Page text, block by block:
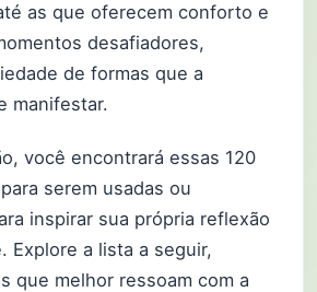
as que oferecem conforto e
desafiadores,
de formas que a
manifestar.
você encontrará essas 120
serem usadas ou
inspirar sua própria reflexão
Explore a lista a seguir,
que melhor ressoam com a